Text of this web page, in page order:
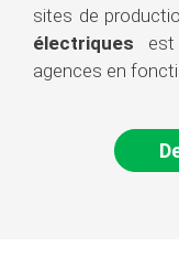
sites de
électriques est
agences en